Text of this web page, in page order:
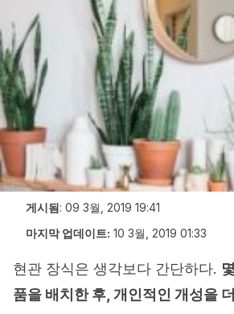
게시됨: 09 3월, 2019 19:41
마지막 업데이트: 10 3월, 2019 01:33
현관 장식은 생각보다 간단하다.
품을 배치한 후, 개인적인 개성을